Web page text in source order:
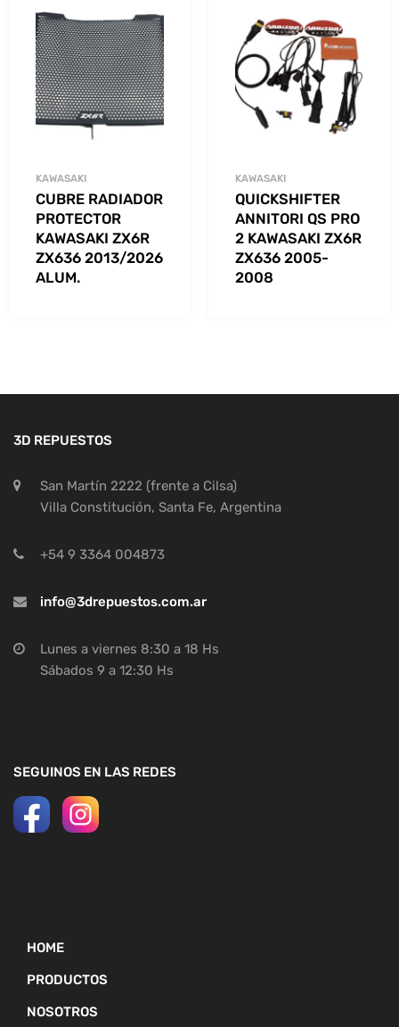
KAWASAKI
CUBRE RADIADOR
PROTECTOR
KAWASAKI ZX6R
ZX636 2013/2026
ALUM.
KAWASAKI
QUICKSHIFTER
ANNITORI QS PRO
2 KAWASAKI ZX6R
ZX636 2005-
2008
3D REPUESTOS
San Martín 2222 (frente a Cilsa)
Villa Constitución, Santa Fe, Argentina
+54 9 3364 004873
info@3drepuestos.com.ar
Lunes a viernes 8:30 a 18 Hs
Sábados 9 a 12:30 Hs
SEGUINOS EN LAS REDES
HOME
PRODUCTOS
NOSOTROS